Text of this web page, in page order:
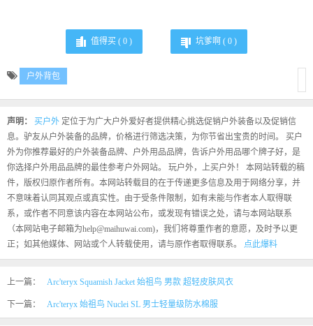
值得买 ( 0) 坑爹啊 ( 0)
户外背包
声明： 买户外 定位于为广大户外爱好者提供精心挑选促销户外装备以及促销信
息。驴友从户外装备的品牌，价格进行筛选决策，为你节省出宝贵的时间。 买户
外为你推荐最好的户外装备品牌、户外用品品牌，告诉户外用品哪个牌子好，是
你选择户外用品品牌的最佳参考户外网站。 玩户外，上买户外！ 本网站转载的稿
件，版权归原作者所有。本网站转载目的在于传递更多信息及用于网络分享，并
不意味着认同其观点或真实性。由于受条件限制，如有未能与作者本人取得联
系，或作者不同意该内容在本网站公布，或发现有错误之处，请与本网站联系
（本网站电子邮箱为help@maihuwai.com)，我们将尊重作者的意愿，及时予以更
正；如其他媒体、网站或个人转载使用，请与原作者取得联系。 点此爆料
上一篇： Arc'teryx Squamish Jacket 始祖鸟 男款 超轻皮肤风衣
下一篇： Arc'teryx 始祖鸟 Nuclei SL 男士轻量级防水棉服